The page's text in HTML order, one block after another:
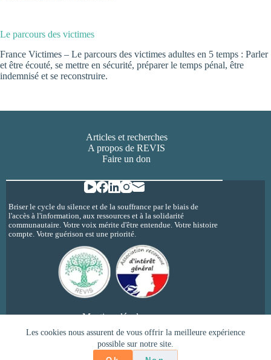
Les cookies nous assurent de vous offrir la meilleure expérience
possible sur notre site.
Le parcours des victimes
France Victimes – Le parcours des victimes adultes en 5 temps : Parler
et être écouté, se mettre en sécurité, préparer le temps pénal, être
indemnisé et se reconstruire.
Articles et recherches
A propos de REVIS
Faire un don
Briser le cycle du silence et de la souffrance par le biais de
l'accès à l'information, aux ressources et à la solidarité
communautaire. Votre voix mérite d'être entendue. Votre histoire
compte. Votre guérison est une priorité.
Mentions légales
Politique de confidentialité
Copyright © 2026 - REVIS - inceste et